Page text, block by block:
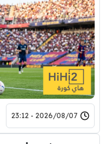
2026/08/07 - 23:12